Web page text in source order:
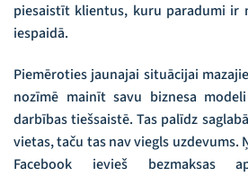
piesaistīt klientus, kuru paradumi ir
iespaidā.
Piemēroties jaunajai situācijai
nozīmē mainīt savu biznesa
darbības tiešsaistē. Tas palīdz
vietas, taču tas nav viegls uzdevums.
Facebook ievieš bezmaksas